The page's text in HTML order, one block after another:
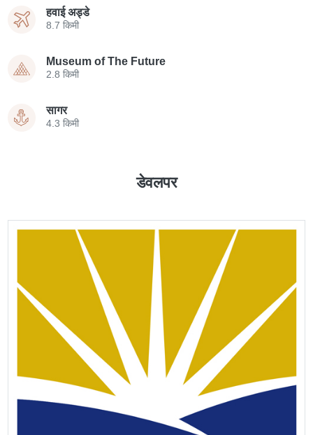
हवाई अड्डे
8.7 किमी
Museum of The Future
2.8 किमी
सागर
4.3 किमी
डेवलपर